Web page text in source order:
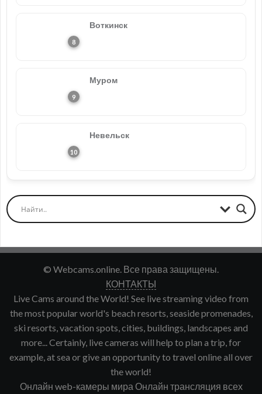
Воткинск
Муром
Невельск
© Webcams.online. Все права защищены.
КОНТАКТЫ
Live Cams around the World! See live streaming video from
the most popular world's beach resorts, seaside promenades,
ski resorts, vacation spots, cities, buildings, landscapes and
more... Certainly, live cameras will help to plan a trip, for
example, at sea or give an opportunity to travel online all over
the world!
Онлайн web-камеры мира Онлайн трансляция всех